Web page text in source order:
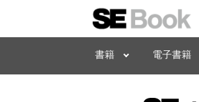
書籍 電子書籍